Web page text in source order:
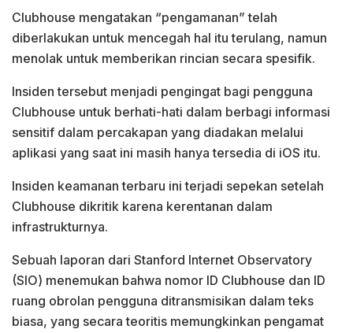
Clubhouse mengatakan “pengamanan” telah
diberlakukan untuk mencegah hal itu terulang, namun
menolak untuk memberikan rincian secara spesifik.
Insiden tersebut menjadi pengingat bagi pengguna
Clubhouse untuk berhati-hati dalam berbagi informasi
sensitif dalam percakapan yang diadakan melalui
aplikasi yang saat ini masih hanya tersedia di iOS itu.
Insiden keamanan terbaru ini terjadi sepekan setelah
Clubhouse dikritik karena kerentanan dalam
infrastrukturnya.
Sebuah laporan dari Stanford Internet Observatory
(SIO) menemukan bahwa nomor ID Clubhouse dan ID
ruang obrolan pengguna ditransmisikan dalam teks
biasa, yang secara teoritis memungkinkan pengamat